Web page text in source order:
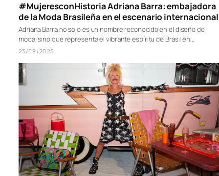
#MujeresconHistoria Adriana Barra: embajadora
de la Moda Brasileña en el escenario internacional
Adriana Barra no solo es un nombre reconocido en el diseño de
moda, sino que representa el vibrante espíritu de Brasil en…
23/09/2025